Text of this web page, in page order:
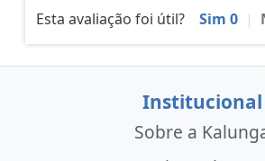
Esta avaliação foi útil?
Sim 0 |
Institucional
Sobre a